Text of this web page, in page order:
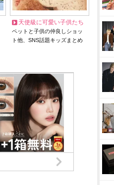
天使級に可愛い子供たち
ペットと子供の仲良しショッ
ト他、SNS話題キッズまとめ